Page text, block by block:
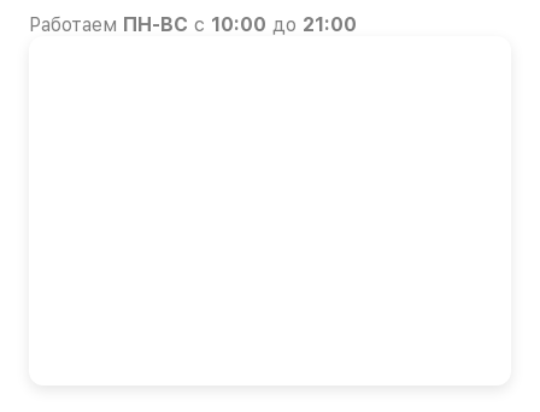
Работаем ПН-ВС с 10:00 до 21:00